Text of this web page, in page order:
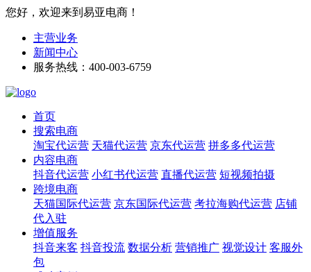
您好，欢迎来到易亚电商！
主营业务
新闻中心
服务热线：400-003-6759
首页
搜索电商
淘宝代运营 天猫代运营 京东代运营 拼多多代运营
内容电商
抖音代运营 小红书代运营 直播代运营 短视频拍摄
跨境电商
天猫国际代运营 京东国际代运营 考拉海购代运营 店铺
代入驻
增值服务
抖音来客 抖音投流 数据分析 营销推广 视觉设计 客服外
包